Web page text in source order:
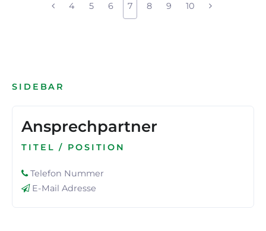
4 5 6 7 8 9 10
SIDEBAR
Ansprechpartner
TITEL / POSITION
Telefon Nummer
E-Mail Adresse